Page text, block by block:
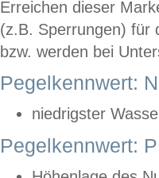
Erreichen dieser
(z.B. Sperrungen) für
bzw. werden bei
Pegelkennwert:
niedrigster
Pegelkennwert: